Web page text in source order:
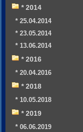
* 2014
* 25.04.2014
* 23.05.2014
* 13.06.2014
* 2016
* 20.04.2016
* 2018
* 10.05.2018
* 2019
* 06.06.2019